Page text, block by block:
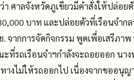
ศาลจังหวัดภูเขียวมีคำสั่งให้ปล่อย
บาท และปล่อยตัวที่เรือนจำก
ากการจัดกิจกรรม พูดเพื่อเสรีภา
รถเรือนจำฯกำลังจะถอยออก นา
างไม่ให้รถออกไป เนื่องจากขออนุ